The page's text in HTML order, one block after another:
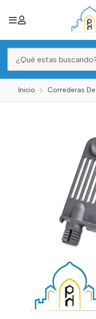
Inicio Correderas